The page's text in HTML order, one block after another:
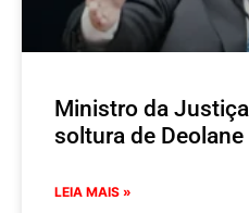
Ministro da
soltura de Deolane
LEIA MAIS »